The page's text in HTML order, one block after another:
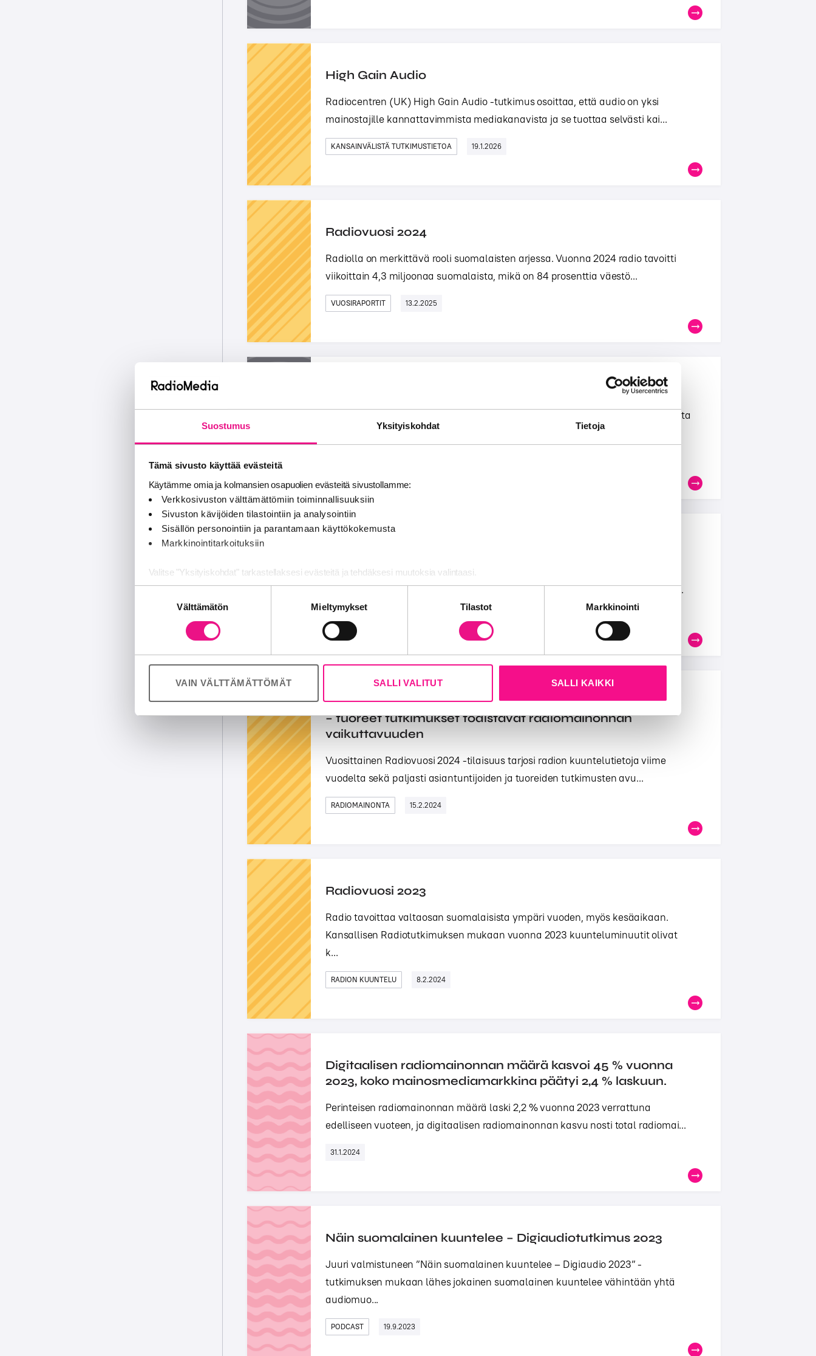
Suostumus Yksityiskohdat Tietoja
Tämä sivusto käyttää evästeitä
Käytämme omia ja kolmansien osapuolien evästeitä sivustollamme:
Verkkosivuston välttämättömiin toiminnallisuuksiin
Sivuston kävijöiden tilastointiin ja analysointiin
Sisällön personointiin ja parantamaan käyttökokemusta
Markkinointitarkoituksiin
Valitse "Yksityiskohdat" tarkastellaksesi evästeitä ja tehdäksesi muutoksia valintaasi.
Jaamme sosiaalisen median, mainosalan ja analytiikka-alan kumppaneillemme tietoja siitä, miten käytät sivustoamme.
palvelujaan (esim. Google).
Välttämätön Mieltymykset Tilastot Markkinointi
VAIN VÄLTTÄMÄTTÖMÄT SALLI VALITUT SALLI KAIKKI
High Gain Audio
Radiocentren (UK) High Gain Audio -tutkimus osoittaa, että audio on yksi
mainostajille kannattavimmista mediakanavista ja se tuottaa selvästi kai...
KANSAINVÄLISTÄ TUTKIMUSTIETOA 19.1.2026
Radiovuosi 2024
Radiolla on merkittävä rooli suomalaisten arjessa. Vuonna 2024 radio tavoitti
viikoittain 4,3 miljoonaa suomalaista, mikä on 84 prosenttia väestö...
VUOSIRAPORTIT 13.2.2025
Näin suomalainen kuuntelee – Podcast Edition 2024
Digitaalinen audio* tavoittaa 82 % suomalaisista viikoittain. Digitaalista audiota
kuuntelevat eniten 16–34 -vuotiaat, mutta ikäluokassa 45–54 ku...
RadioMedia on päivittänyt kaupallisen radion vuodesta 2023 kertovan
infopaketin ja se on nyt ladattavissa. Radio on monimuotoistuvan audiomark...
Audiomainos on ylivertainen mainonnan huomaamisessa
– tuoreet tutkimukset todistavat radiomainonnan
vaikuttavuuden
Vuosittainen Radiovuosi 2024 -tilaisuus tarjosi radion kuuntelutietoja viime
vuodelta sekä paljasti asiantuntijoiden ja tuoreiden tutkimusten avu...
RADIOMAINONTA 15.2.2024
Radiovuosi 2023
Radio tavoittaa valtaosan suomalaisista ympäri vuoden, myös kesäaikaan.
Kansallisen Radiotutkimuksen mukaan vuonna 2023 kuunteluminuutit olivat
k...
RADION KUUNTELU 8.2.2024
Digitaalisen radiomainonnan määrä kasvoi 45 % vuonna
2023, koko mainosmediamarkkina päätyi 2,4 % laskuun.
Perinteisen radiomainonnan määrä laski 2,2 % vuonna 2023 verrattuna
edelliseen vuoteen, ja digitaalisen radiomainonnan kasvu nosti total radiomai...
31.1.2024
Näin suomalainen kuuntelee – Digiaudiotutkimus 2023
Juuri valmistuneen ”Näin suomalainen kuuntelee – Digiaudio 2023” -
tutkimuksen mukaan lähes jokainen suomalainen kuuntelee vähintään yhtä
audiomuo...
PODCAST 19.9.2023